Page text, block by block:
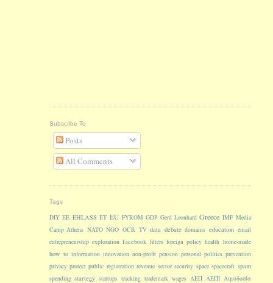
Subscribe To
Posts
All Comments
Tags
DIY EE EHLASS ET EU FYROM GDP Gerd Leonhard Greece IMF Media
Camp Athens NATO NGO OCR TV data debate domains education email
entrepreneurship exploration facebook filters foreign policy health home-made
how to information innovation non-profit pension personal politics prevention
privacy protect public registration revenue sector security space spacecraft spam
spending startegy startups tracking trademark wages ΑΕΠ ΑΕΠΙ Αιμοδοσία